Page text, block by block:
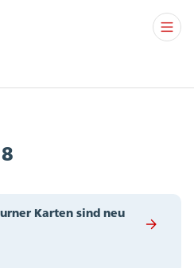
Karten sind neu